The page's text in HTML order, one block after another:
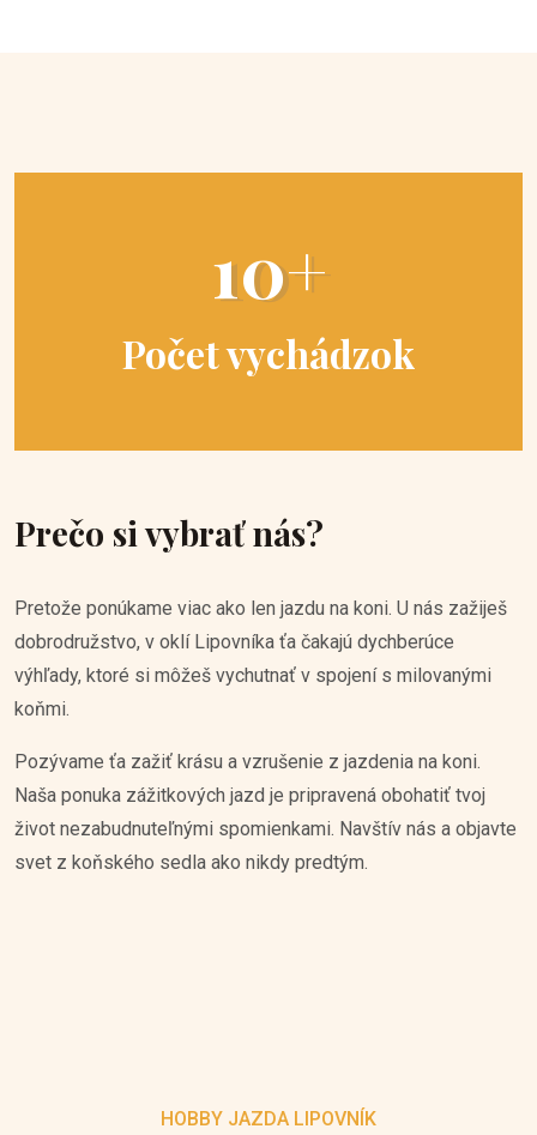
10+
Počet vychádzok
Prečo si vybrať nás?
Pretože ponúkame viac ako len jazdu na koni. U nás zažiješ
dobrodružstvo, v oklí Lipovníka ťa čakajú dychberúce
výhľady, ktoré si môžeš vychutnať v spojení s milovanými
koňmi.
Pozývame ťa zažiť krásu a vzrušenie z jazdenia na koni.
Naša ponuka zážitkových jazd je pripravená obohatiť tvoj
život nezabudnuteľnými spomienkami. Navštív nás a objavte
svet z koňského sedla ako nikdy predtým.
HOBBY JAZDA LIPOVNÍK